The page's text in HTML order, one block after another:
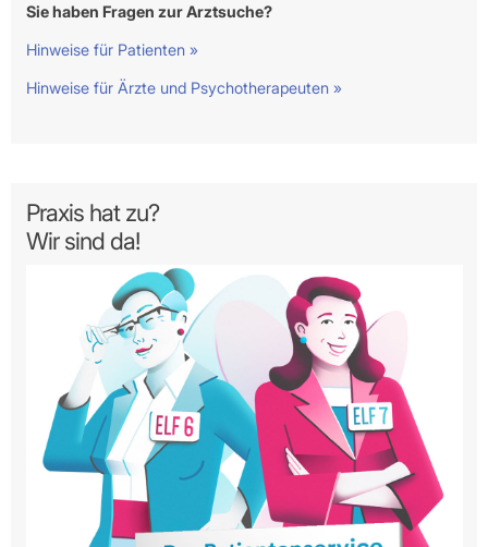
Sie haben Fragen zur Arztsuche?
Hinweise für Patienten »
Hinweise für Ärzte und Psychotherapeuten »
Praxis hat zu?
Wir sind da!